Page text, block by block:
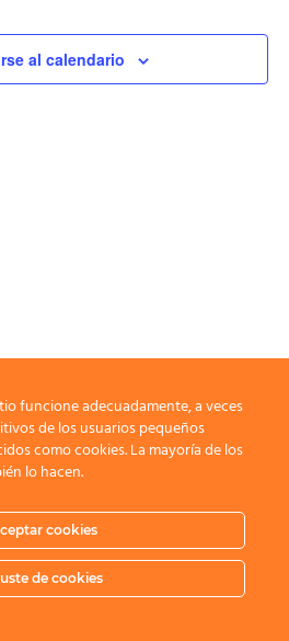
vistas
Eventos
al calendario
funcione adecuadamente, a veces
de los usuarios pequeños
como cookies. La mayoría de los
lo hacen.
cookies
de cookies